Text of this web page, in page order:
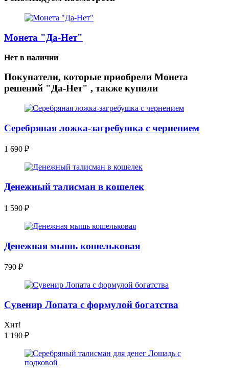
Монета "Да-Нет"
Нет в наличии
Покупатели, которые приобрели Монета
решений "Да-Нет" , также купили
Серебряная ложка-загребушка с чернением
1 690 ₽
Денежный талисман в кошелек
1 590 ₽
Денежная мышь кошельковая
790 ₽
Сувенир Лопата с формулой богатства
Хит!
1 190 ₽